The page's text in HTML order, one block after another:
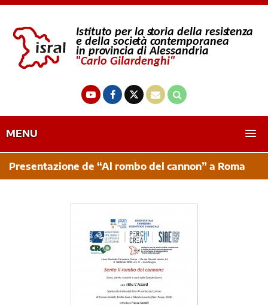
MENU
Presentazione de “Al rombo del cannon” a Roma